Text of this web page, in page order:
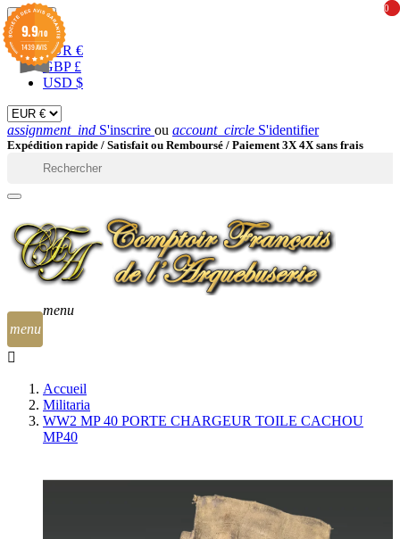
EUR 
EUR €
GBP £
USD $
assignment_ind S'inscrire ou account_circle S'identifier
Expédition rapide / Satisfait ou Remboursé / Paiement 3X 4X sans frais
menu
0
0
menu
Accueil
Militaria
WW2 MP 40 PORTE CHARGEUR TOILE CACHOU
MP40
9.9/10
1439 AVIS